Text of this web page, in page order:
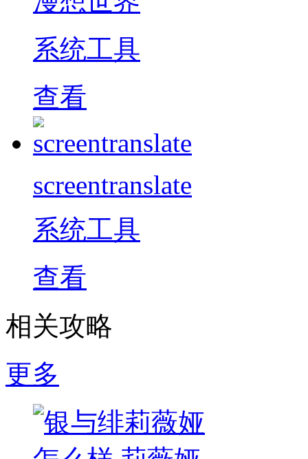
系统工具
查看
screentranslate
系统工具
查看
相关攻略
更多